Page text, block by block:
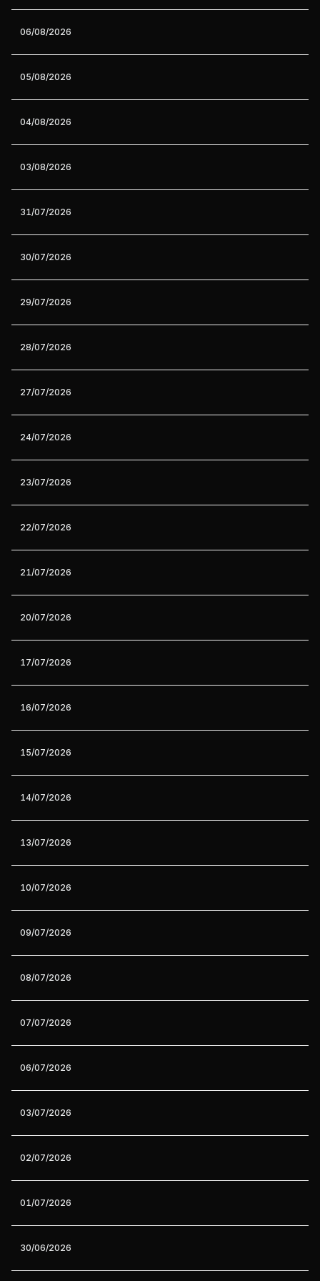
06/08/2026
05/08/2026
04/08/2026
03/08/2026
31/07/2026
30/07/2026
29/07/2026
28/07/2026
27/07/2026
24/07/2026
23/07/2026
22/07/2026
21/07/2026
20/07/2026
17/07/2026
16/07/2026
15/07/2026
14/07/2026
13/07/2026
10/07/2026
09/07/2026
08/07/2026
07/07/2026
06/07/2026
03/07/2026
02/07/2026
01/07/2026
30/06/2026